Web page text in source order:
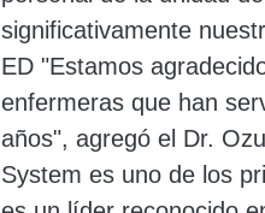
significativamente
ED "Estamos
enfermeras que han
años", agregó el Dr.
System es uno de los